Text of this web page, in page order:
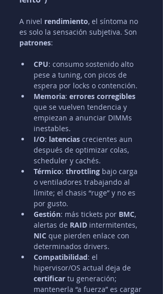
A nivel rendimiento, el síntoma no
es solo la sensación subjetiva. Son
patrones:
CPU: consumo sostenido alto
pese a tuning, con picos de
espera por locks o contención.
Memoria: errores corregibles
que se vuelven tendencia y
empiezan a anunciar DIMMs
inestables.
I/O: latencias crecientes aun
después de optimizar colas,
scheduler y cachés.
Térmico: throttling bajo carga
o ventiladores trabajando al
límite; el chasis “ruge” y no es
por gusto.
Gestión: más tickets por BMC,
alertas de RAID intermitentes,
NIC que pierden enlace con
determinados drivers.
Compatibilidad: el
hipervisor/OS actual deja de
certificar tu generación;
mantenerla “a fuerza” es cargar